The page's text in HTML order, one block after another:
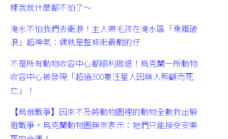
樣我就什麼都不怕了～
淹水不怕我們去衝浪！主人帶毛孩在淹水區「乘風破
浪」超神氣：偶就是整條街最靚的仔
不是所有動物收容中心都順利撤退！烏克蘭一所動物
收容中心被發現「超過300隻汪星人因無人照顧而死
亡」！
【烏俄戰爭】因來不及將動物園裡的動物全數救出躲
避戰爭，烏克蘭動物園無奈表示：牠們只能接受安樂